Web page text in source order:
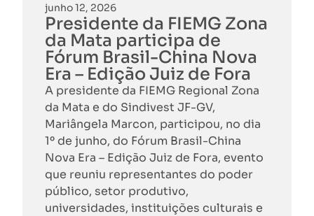
junho 12, 2026
Presidente da FIEMG Zona
da Mata participa de
Fórum Brasil-China Nova
Era – Edição Juiz de Fora
A presidente da FIEMG Regional Zona
da Mata e do Sindivest JF-GV,
Mariângela Marcon, participou, no dia
1º de junho, do Fórum Brasil-China
Nova Era – Edição Juiz de Fora, evento
que reuniu representantes do poder
público, setor produtivo,
universidades, instituições culturais e